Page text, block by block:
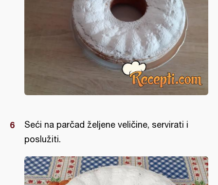
Seći na parčad željene veličine, servirati i
poslužiti.